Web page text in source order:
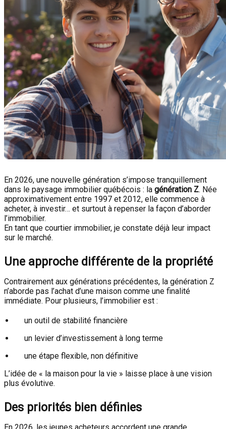
En 2026, une nouvelle génération s’impose tranquillement
dans le paysage immobilier québécois : la génération Z. Née
approximativement entre 1997 et 2012, elle commence à
acheter, à investir… et surtout à repenser la façon d’aborder
l’immobilier.
En tant que courtier immobilier, je constate déjà leur impact
sur le marché.
Une approche différente de la propriété
Contrairement aux générations précédentes, la génération Z
n’aborde pas l’achat d’une maison comme une finalité
immédiate. Pour plusieurs, l’immobilier est :
un outil de stabilité financière
un levier d’investissement à long terme
une étape flexible, non définitive
L’idée de « la maison pour la vie » laisse place à une vision
plus évolutive.
Des priorités bien définies